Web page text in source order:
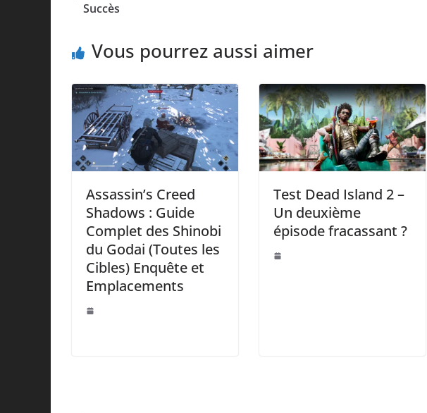
Succès
Vous pourrez aussi aimer
Assassin’s Creed
Shadows : Guide
Complet des Shinobi
du Godai (Toutes les
Cibles) Enquête et
Emplacements
Test Dead Island 2 –
Un deuxième
épisode fracassant ?